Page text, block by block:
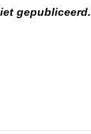
gepubliceerd.